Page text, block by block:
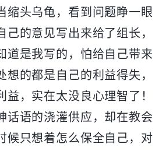
缩头乌龟，看到问题睁一眼
己的意见写出来给了组长，
道是我写的，怕给自己带来
想的都是自己的利益得失，
益，实在太没良心理智了！
话语的浇灌供应，却在教会
候只想着怎么保全自己，对